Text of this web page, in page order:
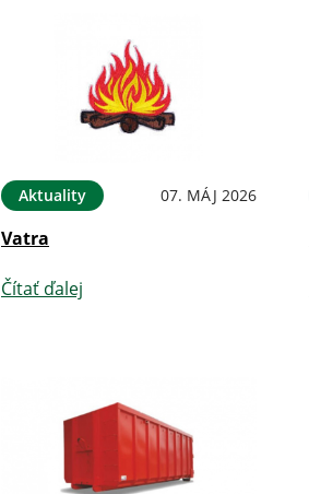
Aktuality 07. MÁJ 2026
Vatra
Čítať ďalej